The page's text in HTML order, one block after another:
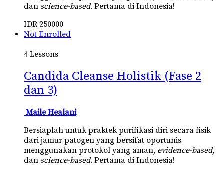
dan science-based. Pertama di Indonesia!
IDR 250000
Not Enrolled
4 Lessons
Candida Cleanse Holistik (Fase 2
dan 3)
Maile Healani
Bersiaplah untuk praktek purifikasi diri secara fisik
dari jamur patogen yang bersifat oportunis
menggunakan protokol yang aman, evidence-based,
dan science-based. Pertama di Indonesia!